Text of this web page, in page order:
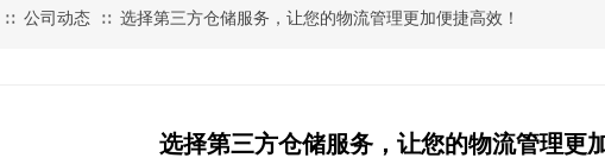
∷ 公司动态 ∷ 选择第三方仓储服务，让您的物流管理更加便捷高效！
选择第三方仓储服务，让您的物流管理更